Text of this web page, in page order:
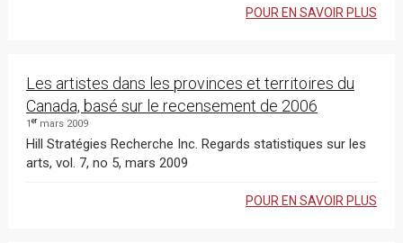
POUR EN SAVOIR PLUS
Les artistes dans les provinces et territoires du
Canada, basé sur le recensement de 2006
1 ermars 2009
Hill Stratégies Recherche Inc. Regards statistiques sur les
arts, vol. 7, no 5, mars 2009
POUR EN SAVOIR PLUS